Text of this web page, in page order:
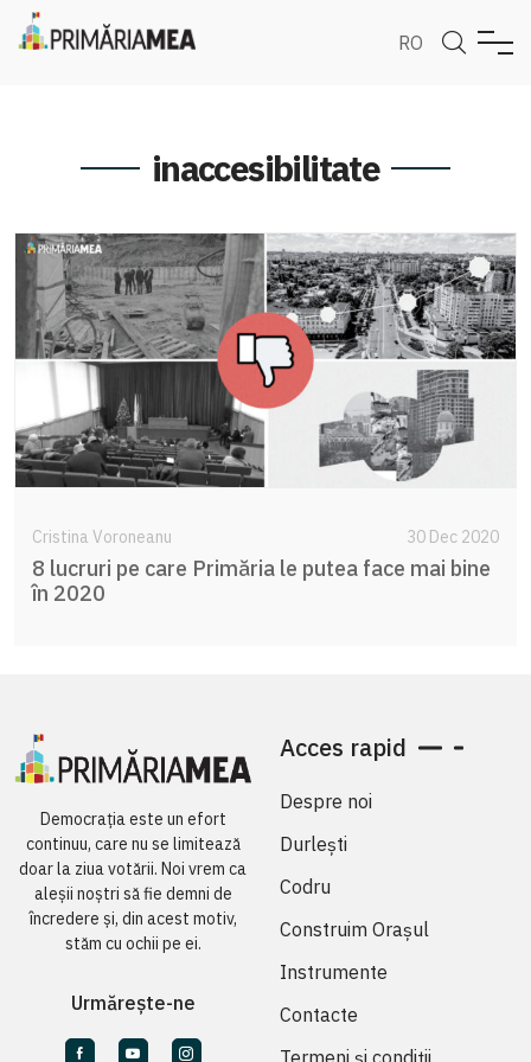
RO
inaccesibilitate
Cristina Voroneanu 30 Dec 2020
8 lucruri pe care Primăria le putea face mai bine
în 2020
Democrația este un efort
continuu, care nu se limitează
doar la ziua votării. Noi vrem ca
aleșii noștri să fie demni de
încredere și, din acest motiv,
stăm cu ochii pe ei.
Urmărește-ne
Acces rapid
Despre noi
Durlești
Codru
Construim Orașul
Instrumente
Contacte
Termeni și condiții